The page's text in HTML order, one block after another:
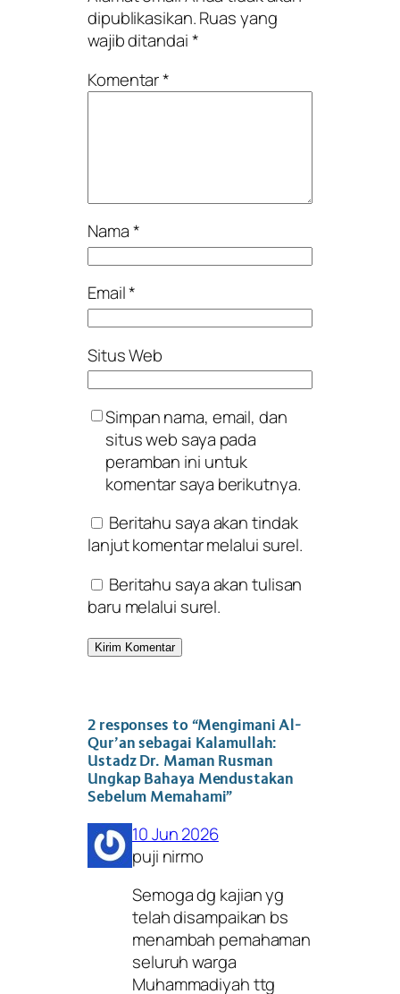
dipublikasikan.Ruas yang
wajib ditandai*
Komentar*
Nama*
Email*
Situs Web
Simpan nama, email, dan
situs web saya pada
peramban ini untuk
komentar saya berikutnya.
Beritahu saya akan tindak
lanjut komentar melalui surel.
Beritahu saya akan tulisan
baru melalui surel.
2 responses to “Mengimani Al-
Qur’an sebagai Kalamullah:
Ustadz Dr. Maman Rusman
Ungkap Bahaya Mendustakan
Sebelum Memahami”
10 Jun 2026
puji nirmo
Semoga dg kajian yg
telah disampaikan bs
menambah pemahaman
seluruh warga
Muhammadiyah ttg